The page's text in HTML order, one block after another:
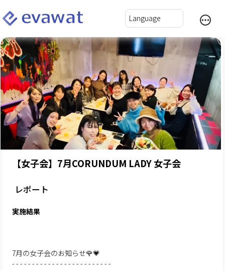
【女子会】7月CORUNDUM LADY 女子会
レポート
実施結果
7月の女子会のお知らせ🌹💗
- - - - - - - - - - - - - - - - - - - - - - - - -